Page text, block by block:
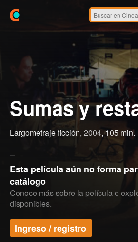
Sumas y
Largometraje ficción, 2004, 105 min.
Esta película aún no forma
catálogo
Conoce más sobre la película o
disponibles.
Ingreso / registro